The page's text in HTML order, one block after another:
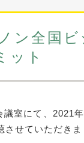
ン全国
ット
議室にて、2021
せていただきま